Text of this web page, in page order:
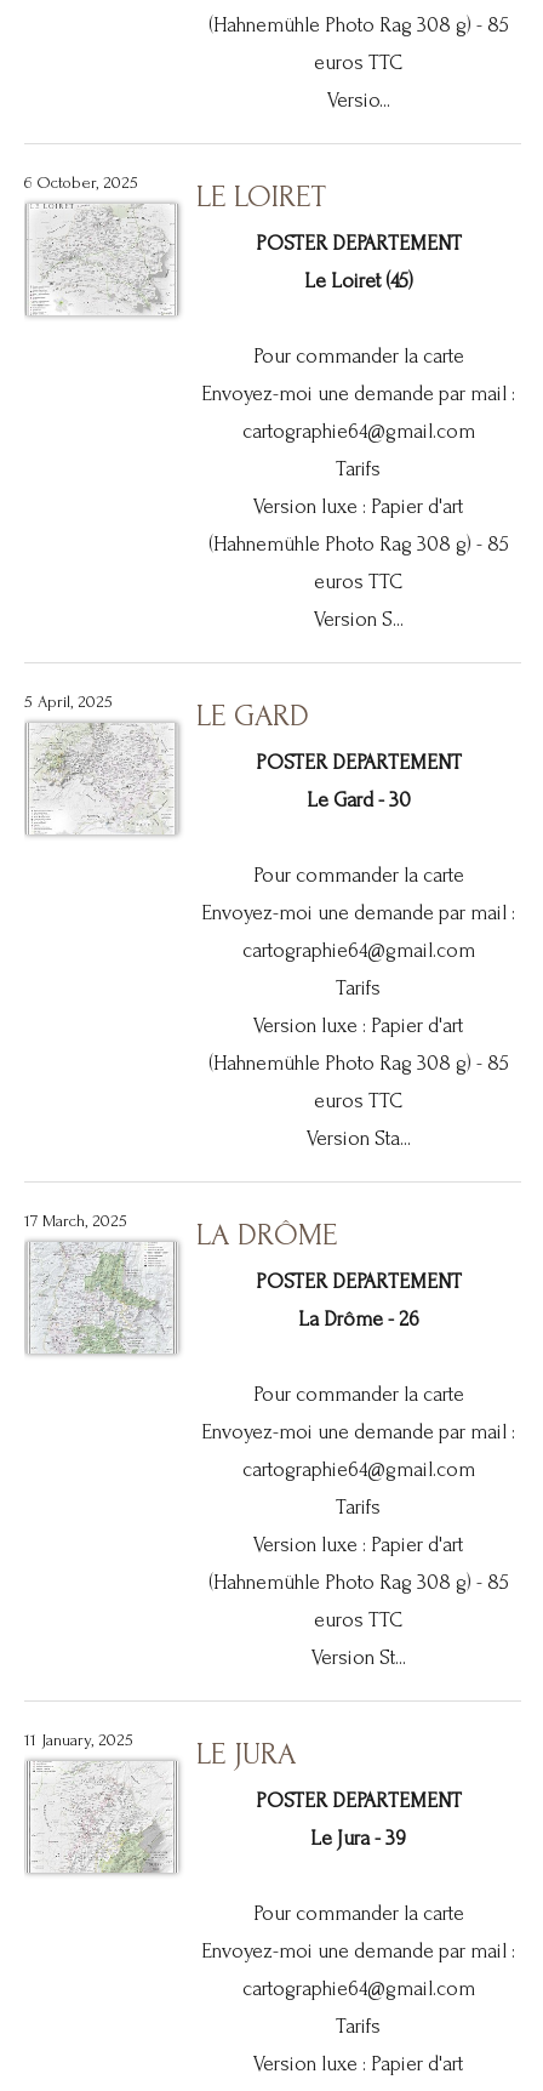
(Hahnemühle Photo Rag 308 g) - 85
euros TTC
Versio...
6 October, 2025 LE LOIRET
POSTER DEPARTEMENT
Le Loiret (45)
Pour commander la carte
Envoyez-moi une demande par mail :
cartographie64@gmail.com
Tarifs
Version luxe : Papier d'art
(Hahnemühle Photo Rag 308 g) - 85
euros TTC
Version S...
5 April, 2025 LE GARD
POSTER DEPARTEMENT
Le Gard - 30
Pour commander la carte
Envoyez-moi une demande par mail :
cartographie64@gmail.com
Tarifs
Version luxe : Papier d'art
(Hahnemühle Photo Rag 308 g) - 85
euros TTC
Version Sta...
17 March, 2025 LA DRÔME
POSTER DEPARTEMENT
La Drôme - 26
Pour commander la carte
Envoyez-moi une demande par mail :
cartographie64@gmail.com
Tarifs
Version luxe : Papier d'art
(Hahnemühle Photo Rag 308 g) - 85
euros TTC
Version St...
11 January, 2025 LE JURA
POSTER DEPARTEMENT
Le Jura - 39
Pour commander la carte
Envoyez-moi une demande par mail :
cartographie64@gmail.com
Tarifs
Version luxe : Papier d'art